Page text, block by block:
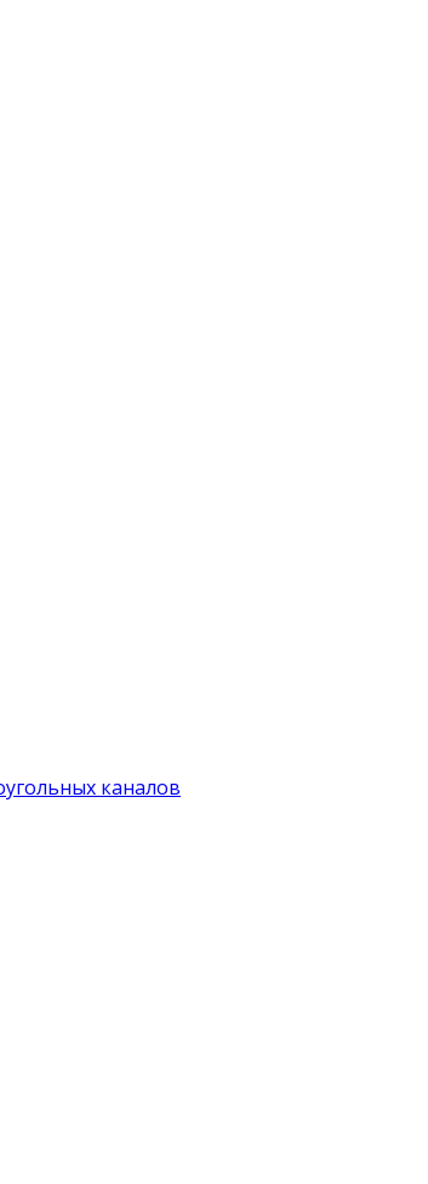
каналов